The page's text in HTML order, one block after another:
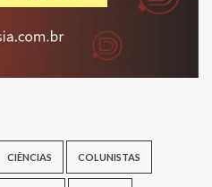
CIÊNCIAS COLUNISTAS